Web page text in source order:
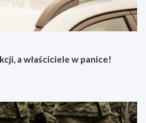
a właściciele w panice!